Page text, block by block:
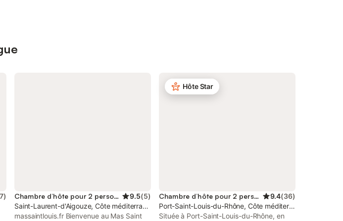
7)
Chambre d’hôte pour 2 personnes 9.5(5)
Saint-Laurent-d'Aigouze, Côte méditerranéenne (France)
massaintlouis.fr Bienvenue au Mas Saint
Hôte Star
Chambre d’hôte pour 2 personnes 9.4(36)
Port-Saint-Louis-du-Rhône, Côte méditerranéenne
Située à Port-Saint-Louis-du-Rhône, en